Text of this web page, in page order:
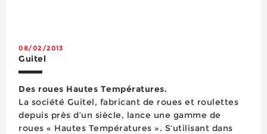
08/02/2013
Guitel
Des roues Hautes Températures.
La société Guitel, fabricant de roues et roulettes
depuis près d’un siècle, lance une gamme de
roues « Hautes Températures ». S’utilisant dans